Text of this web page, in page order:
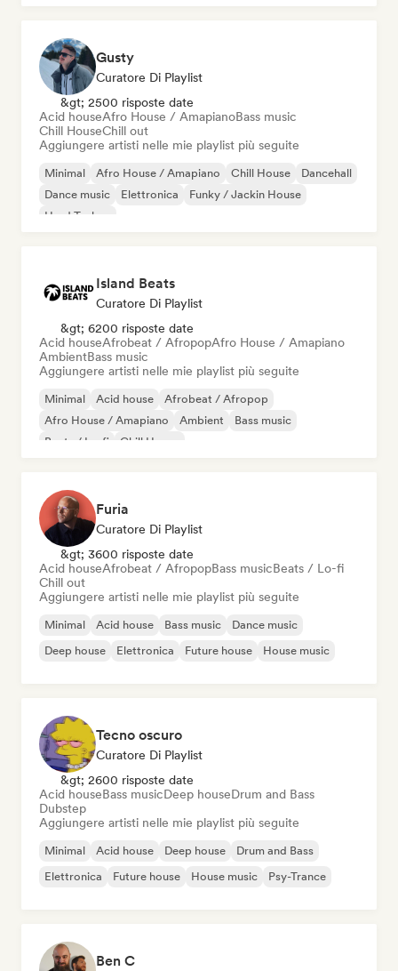
Gusty
Curatore Di Playlist
&gt; 2500 risposte date
Acid houseAfro House / AmapianoBass music
Chill HouseChill out
Aggiungere artisti nelle mie playlist più seguite
Minimal Afro House / Amapiano Chill House
Dancehall
Dance music
Elettronica
Funky / Jackin House
Hard Techno
Island Beats
Curatore Di Playlist
&gt; 6200 risposte date
Acid houseAfrobeat / AfropopAfro House / Amapiano
AmbientBass music
Aggiungere artisti nelle mie playlist più seguite
Minimal Acid house
Afrobeat / Afropop
Afro House / Amapiano
Ambient
Bass music
Beats / Lo-fi
Chill House
Furia
Curatore Di Playlist
&gt; 3600 risposte date
Acid houseAfrobeat / AfropopBass musicBeats / Lo-fi
Chill out
Aggiungere artisti nelle mie playlist più seguite
Minimal Acid house Bass music
Dance music
Deep house
Elettronica Future house House music
Tecno oscuro
Curatore Di Playlist
&gt; 2600 risposte date
Acid houseBass musicDeep houseDrum and Bass
Dubstep
Aggiungere artisti nelle mie playlist più seguite
Minimal Acid house Deep house
Drum and Bass
Elettronica
Future house House music Psy-Trance
Ben C